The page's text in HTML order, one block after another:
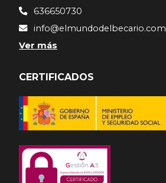
636650730
info@elmundodelbecario.com
Ver más
CERTIFICADOS